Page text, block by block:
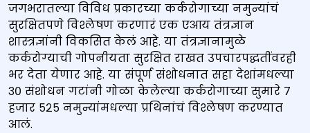
जगभरातल्या विविध प्रकारच्या कर्करोगाच्या नमुन्यांचं
सुरक्षितपणे विश्लेषण करणारं एक एआय तंत्रज्ञान
शास्त्रज्ञांनी विकसित केलं आहे. या तंत्रज्ञानामुळे
कर्करोग्याची गोपनीयता सुरक्षित राखत उपचारपद्धतींवरही
भर देता येणार आहे. या संपूर्ण संशोधनात सहा देशांमधल्या
३० संशोधन गटांनी गोळा केलेल्या कर्करोगाच्या सुमारे ७
हजार ५२५ नमुन्यांमधल्या प्रथिनांचं विश्लेषण करण्यात
आलं.